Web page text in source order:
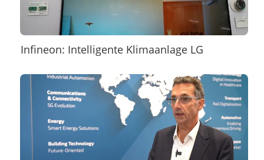
Infineon: Intelligente Klimaanlage LG